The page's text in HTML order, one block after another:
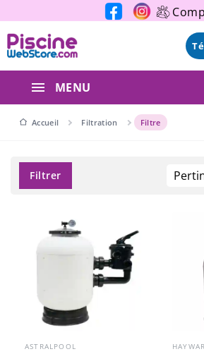
Panneau de gestion des cookies
MENU
Accueil Filtration Filtre
Filtrer
ASTRALPOOL